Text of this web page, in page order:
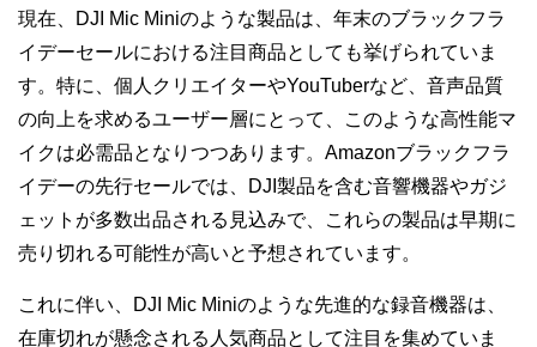
現在、DJI Mic Miniのような製品は、年末のブラックフラ
イデーセールにおける注目商品としても挙げられていま
す。特に、個人クリエイターやYouTuberなど、音声品質
の向上を求めるユーザー層にとって、このような高性能マ
イクは必需品となりつつあります。Amazonブラックフラ
イデーの先行セールでは、DJI製品を含む音響機器やガジ
ェットが多数出品される見込みで、これらの製品は早期に
売り切れる可能性が高いと予想されています。
これに伴い、DJI Mic Miniのような先進的な録音機器は、
在庫切れが懸念される人気商品として注目を集めていま